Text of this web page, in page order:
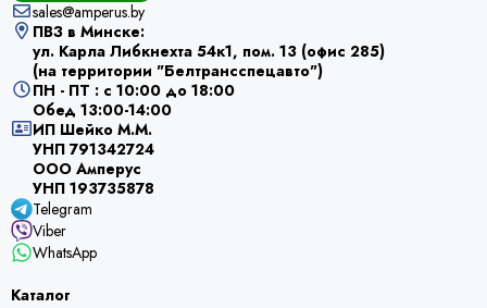
sales@amperus.by
ПВЗ в Минске:
ул. Карла Либкнехта 54к1, пом. 13 (офис 285)
(на территории "Белтрансспецавто")
ПН - ПТ : с 10:00 до 18:00
Обед 13:00-14:00
ИП Шейко М.М.
УНП 791342724
ООО Амперус
УНП 193735878
Telegram
Viber
WhatsApp
Каталог